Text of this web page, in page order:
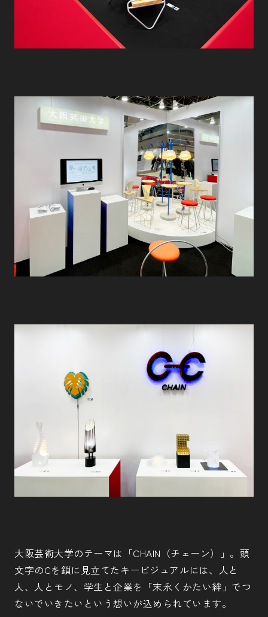
大阪芸術大学のテーマは「CHAIN（チェーン）」。頭
文字のCを鎖に見立てたキービジュアルには、人と
人、人とモノ、学生と企業を「末永くかたい絆」でつ
ないでいきたいという想いが込められています。